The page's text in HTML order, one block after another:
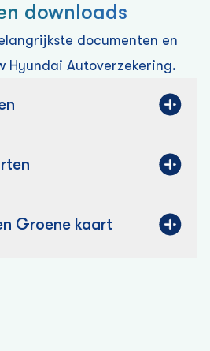
downloads
documenten en
Hyundai Auto­verzekering.
Groene kaart